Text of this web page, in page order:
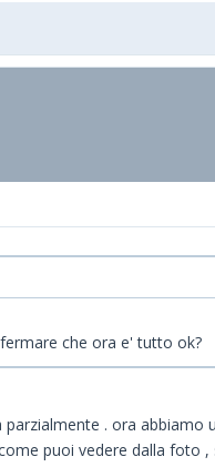
che ora e' tutto ok?
. ora
puoi vedere dalla